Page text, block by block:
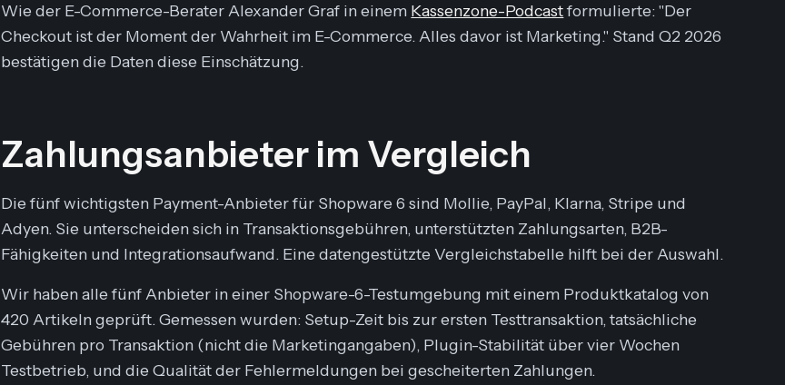
Wie der E-Commerce-Berater Alexander Graf in einem Kassenzone-Podcastformulierte: "Der
Checkout ist der Moment der Wahrheit im E-Commerce. Alles davor ist Marketing." Stand Q2 2026
bestätigen die Daten diese Einschätzung.
Zahlungsanbieter im Vergleich
Die fünf wichtigsten Payment-Anbieter für Shopware 6 sind Mollie, PayPal, Klarna, Stripe und
Adyen. Sie unterscheiden sich in Transaktionsgebühren, unterstützten Zahlungsarten, B2B-
Fähigkeiten und Integrationsaufwand. Eine datengestützte Vergleichstabelle hilft bei der Auswahl.
Wir haben alle fünf Anbieter in einer Shopware-6-Testumgebung mit einem Produktkatalog von
420 Artikeln geprüft. Gemessen wurden: Setup-Zeit bis zur ersten Testtransaktion, tatsächliche
Gebühren pro Transaktion (nicht die Marketingangaben), Plugin-Stabilität über vier Wochen
Testbetrieb, und die Qualität der Fehlermeldungen bei gescheiterten Zahlungen.